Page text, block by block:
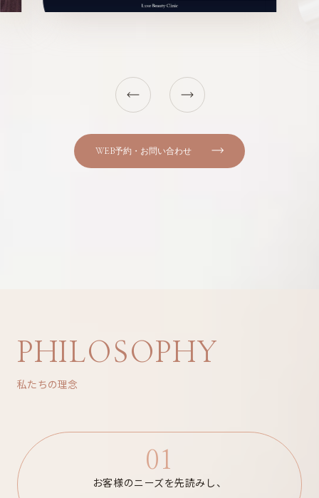
WEB予約・お問い合わせ
PHILOSOPHY
私たちの理念
01
お客様のニーズを先読みし、